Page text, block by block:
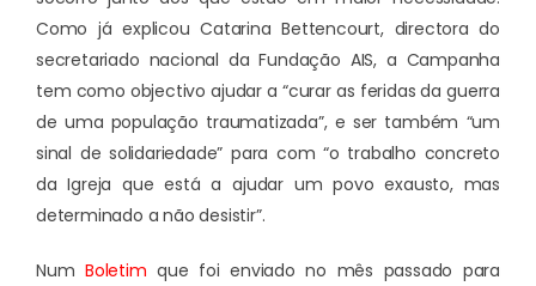
Como já explicou Catarina Bettencourt, directora do
secretariado nacional da Fundação AIS, a Campanha
tem como objectivo ajudar a “curar as feridas da guerra
de uma população traumatizada”, e ser também “um
sinal de solidariedade” para com “o trabalho concreto
da Igreja que está a ajudar um povo exausto, mas
determinado a não desistir”.
Num Boletim que foi enviado no mês passado para